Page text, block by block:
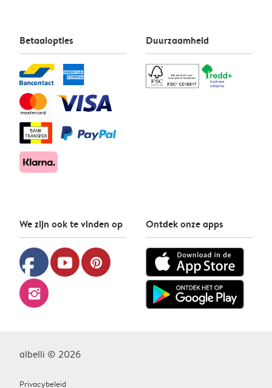
Betaalopties Duurzaamheid
We zijn ook te vinden op
facebook youtube pinterest
instagram
Ontdek onze apps
albelli © 2026
Privacybeleid